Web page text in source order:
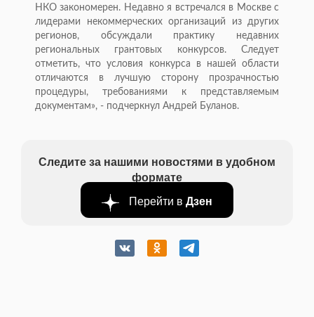
НКО закономерен. Недавно я встречался в Москве с
лидерами некоммерческих организаций из других
регионов, обсуждали практику недавних
региональных грантовых конкурсов. Следует
отметить, что условия конкурса в нашей области
отличаются в лучшую сторону прозрачностью
процедуры, требованиями к представляемым
документам», - подчеркнул Андрей Буланов.
Следите за нашими новостями в удобном
формате
Перейти в Дзен